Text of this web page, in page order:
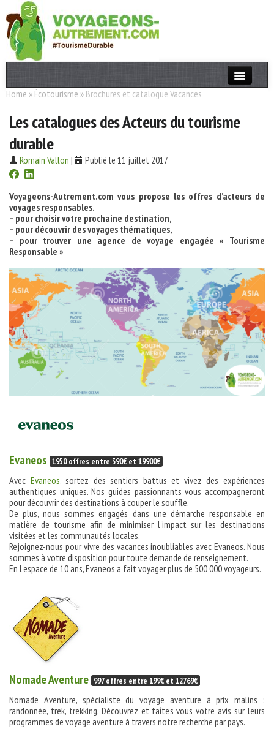
Actualités
T. Responsable
Destinations
Acteurs
Thèmes
OK
Home » Écotourisme » Brochures et catalogue Vacances
Les catalogues des Acteurs du tourisme
durable
Romain Vallon | Publié le 11 juillet 2017
Voyageons-Autrement.com vous propose les offres d’acteurs de
voyages responsables.
– pour choisir votre prochaine destination,
– pour découvrir des voyages thématiques,
– pour trouver une agence de voyage engagée « Tourisme
Responsable »
Evaneos 1950 offres entre 390€ et 19900€
Avec Evaneos, sortez des sentiers battus et vivez des expériences
authentiques uniques. Nos guides passionnants vous accompagneront
pour découvrir des destinations à couper le souffle.
De plus, nous sommes engagés dans une démarche responsable en
matière de tourisme afin de minimiser l'impact sur les destinations
visitées et les communautés locales.
Rejoignez-nous pour vivre des vacances inoubliables avec Evaneos. Nous
sommes à votre disposition pour toute demande de renseignement.
En l'espace de 10 ans, Evaneos a fait voyager plus de 500 000 voyageurs.
Nomade Aventure 997 offres entre 199€ et 12769€
Nomade Aventure, spécialiste du voyage aventure à prix malins :
randonnée, trek, trekking. Découvrez et faîtes vous votre avis sur leurs
programmes de voyage aventure à travers notre recherche par pays.